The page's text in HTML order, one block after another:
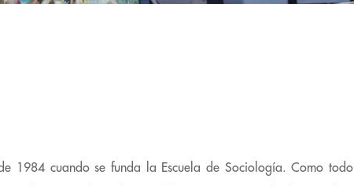
1984 cuando se funda la Escuela de Sociología. Como todo